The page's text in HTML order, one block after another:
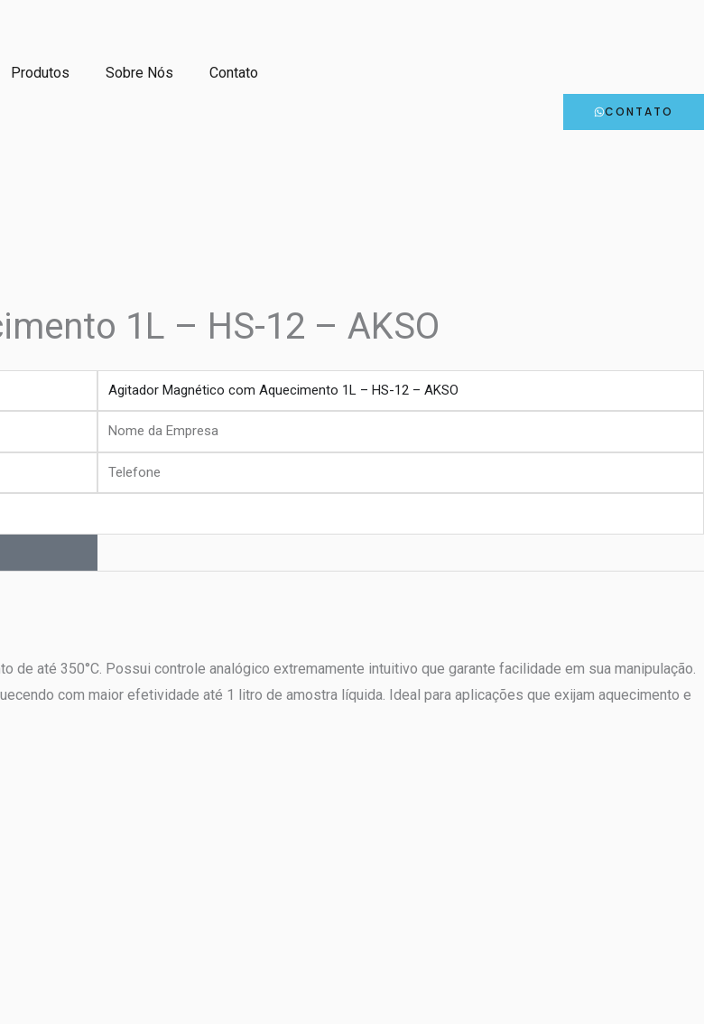
Produtos Sobre Nós Contato
CONTATO
1L – HS-12 – AKSO
produto
Nome
da
Empresa
Telefone
de até 350°C. Possui controle analógico extremamente intuitivo que garante facilidade em sua manipulação.
com maior efetividade até 1 litro de amostra líquida. Ideal para aplicações que exijam aquecimento e